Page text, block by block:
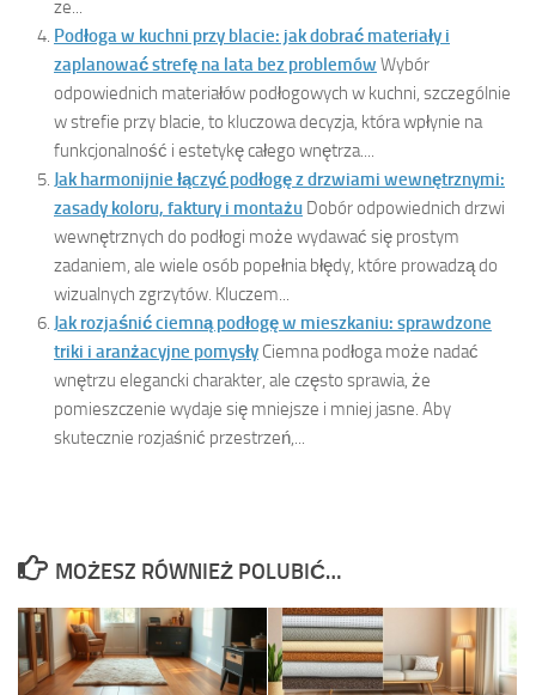
ze...
Podłoga w kuchni przy blacie: jak dobrać materiały i
zaplanować strefę na lata bez problemów Wybór
odpowiednich materiałów podłogowych w kuchni, szczególnie
w strefie przy blacie, to kluczowa decyzja, która wpłynie na
funkcjonalność i estetykę całego wnętrza....
Jak harmonijnie łączyć podłogę z drzwiami wewnętrznymi:
zasady koloru, faktury i montażu Dobór odpowiednich drzwi
wewnętrznych do podłogi może wydawać się prostym
zadaniem, ale wiele osób popełnia błędy, które prowadzą do
wizualnych zgrzytów. Kluczem...
Jak rozjaśnić ciemną podłogę w mieszkaniu: sprawdzone
triki i aranżacyjne pomysły Ciemna podłoga może nadać
wnętrzu elegancki charakter, ale często sprawia, że
pomieszczenie wydaje się mniejsze i mniej jasne. Aby
skutecznie rozjaśnić przestrzeń,...
MOŻESZ RÓWNIEŻ POLUBIĆ…